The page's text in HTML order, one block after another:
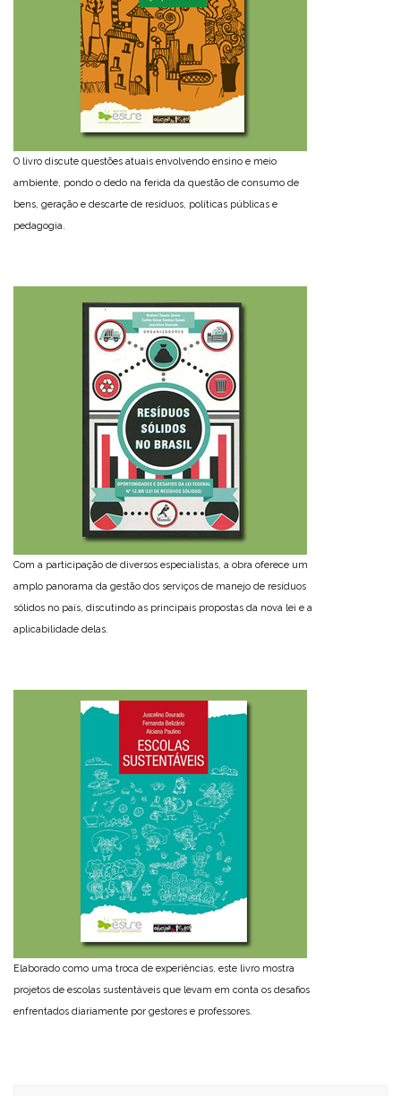
O livro discute questões atuais envolvendo ensino e meio
ambiente, pondo o dedo na ferida da questão de consumo de
bens, geração e descarte de resíduos, políticas públicas e
pedagogia.
Com a participação de diversos especialistas, a obra oferece um
amplo panorama da gestão dos serviços de manejo de resíduos
sólidos no país, discutindo as principais propostas da nova lei e a
aplicabilidade delas.
Elaborado como uma troca de experiências, este livro mostra
projetos de escolas sustentáveis que levam em conta os desafios
enfrentados diariamente por gestores e professores.